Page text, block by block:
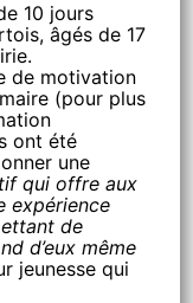
10 jours
âgés de 17
de motivation
(pour plus
ont été
une
qui offre aux
expérience
de
d’eux même
jeunesse qui